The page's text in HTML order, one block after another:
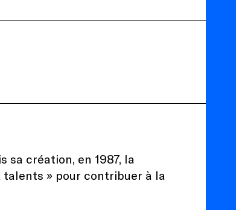
création, en 1987, la
» pour contribuer à la